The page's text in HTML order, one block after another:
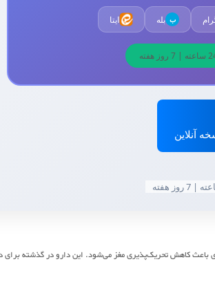
ب بله ایتا
آنلاین
باعث کاهش تحریک‌پذیری مغز می‌شود. این دارو در گذشته برای